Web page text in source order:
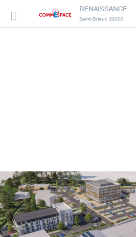

RENAISSANCE
Saint-Brieuc 22000